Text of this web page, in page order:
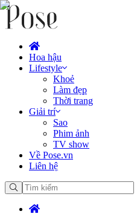
Hoa hậu
Lifestyle
Khoẻ
Làm đẹp
Thời trang
Giải trí
Sao
Phim ảnh
TV show
Về Pose.vn
Liên hệ